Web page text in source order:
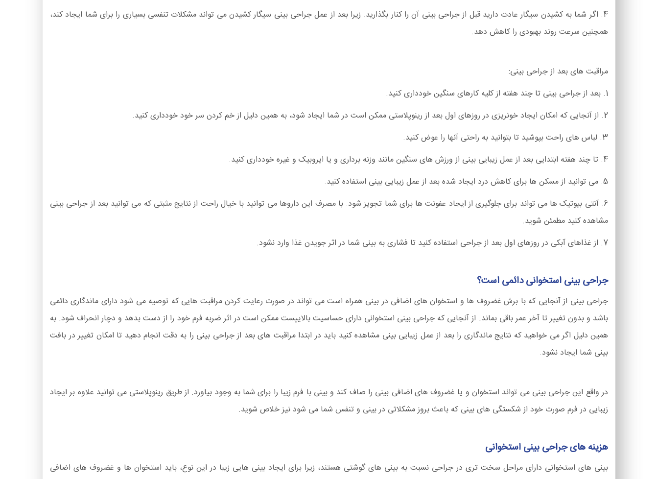
4. اگر شما به کشیدن سیگار عادت دارید قبل از جراحی بینی آن را کنار بگذارید. زیرا بعد از عمل جراحی بینی سیگار کشیدن می تواند مشکلات تنفسی بسیاری را برای شما ایجاد کند،
همچنین سرعت روند بهبودی را کاهش دهد.
مراقبت های بعد از جراحی بینی:
1. بعد از جراحی بینی تا چند هفته از کلیه کارهای سنگین خودداری کنید.
2. از آنجایی که امکان ایجاد خونریزی در روزهای اول بعد از رینوپلاستی ممکن است در شما ایجاد شود، به همین دلیل از خم کردن سر خود خودداری کنید.
3. لباس های راحت بپوشید تا بتوانید به راحتی آنها را عوض کنید.
4. تا چند هفته ابتدایی بعد از عمل زیبایی بینی از ورزش های سنگین مانند وزنه برداری و یا ایروبیک و غیره خودداری کنید.
5. می توانید از مسکن ها برای کاهش درد ایجاد شده بعد از عمل زیبایی بینی استفاده کنید.
6. آنتی بیوتیک ها می تواند برای جلوگیری از ایجاد عفونت ها برای شما تجویز شود. با مصرف این داروها می توانید با خیال راحت از نتایج مثبتی که می توانید بعد از جراحی بینی
مشاهده کنید مطمئن شوید.
7. از غذاهای آبکی در روزهای اول بعد از جراحی استفاده کنید تا فشاری به بینی شما در اثر جویدن غذا وارد نشود.
جراحی بینی استخوانی دائمی است؟
جراحی بینی از آنجایی که با برش غضروف ها و استخوان های اضافی در بینی همراه است می تواند در صورت رعایت کردن مراقبت هایی که توصیه می شود دارای ماندگاری دائمی
باشد و بدون تغییر تا آخر عمر باقی بماند. از آنجایی که جراحی بینی استخوانی دارای حساسیت بالاییست ممکن است در اثر ضربه فرم خود را از دست بدهد و دچار انحراف شود. به
همین دلیل اگر می خواهید که نتایج ماندگاری را بعد از عمل زیبایی بینی مشاهده کنید باید در ابتدا مراقبت های بعد از جراحی بینی را به دقت انجام دهید تا امکان تغییر در بافت
بینی شما ایجاد نشود.
در واقع این جراحی بینی می تواند استخوان و یا غضروف های اضافی بینی را صاف کند و بینی با فرم زیبا را برای شما به وجود بیاورد. از طریق رینوپلاستی می توانید علاوه بر ایجاد
زیبایی در فرم صورت خود از شکستگی های بینی که باعث بروز مشکلاتی در بینی و تنفس شما می شود نیز خلاص شوید.
هزینه های جراحی بینی استخوانی
بینی های استخوانی دارای مراحل سخت تری در جراحی نسبت به بینی های گوشتی هستند، زیرا برای ایجاد بینی هایی زیبا در این نوع، باید استخوان ها و غضروف های اضافی